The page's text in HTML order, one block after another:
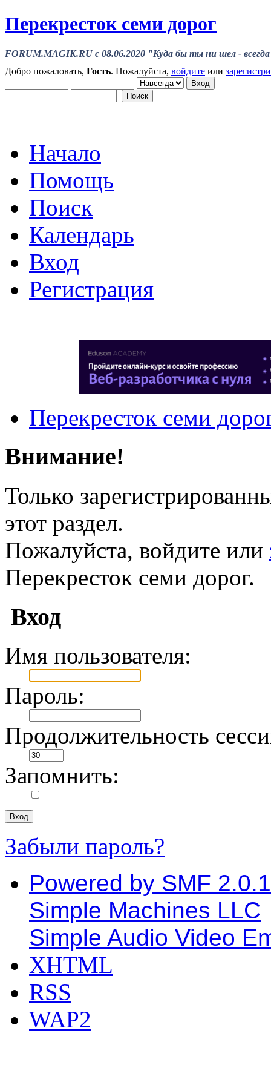
Перекресток семи дорог
FORUM.MAGIK.RU c 08.06.2020 "Куда бы ты ни шел - всегда
Добро пожаловать, Гость. Пожалуйста, войдите или
Начало
Помощь
Поиск
Календарь
Вход
Регистрация
Перекресток семи
Внимание!
Только
этот раздел.
Пожалуйста, войдите или
Перекресток семи дорог.
Вход
Имя пользователя:
Пароль:
Продолжительность
Запомнить:
Забыли пароль?
Powered by SMF
Simple Machines LLC
Simple Audio Video
XHTML
RSS
WAP2